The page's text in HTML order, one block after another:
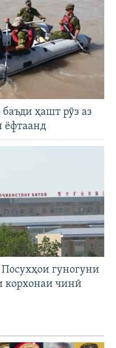
ҳашт рӯз аз
ёфтаанд
Посухҳои гуногуни
корхонаи чинӣ